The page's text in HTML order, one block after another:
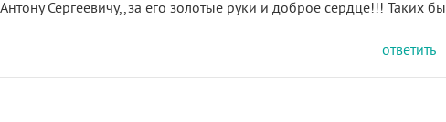
Сергеевичу,,за его золотые руки и доброе сердце!!! Таких бы
ответить